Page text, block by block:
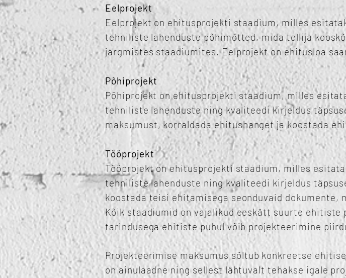
Eelprojekt
Eelprojekt on ehitusprojekti staadium, milles
tehniliste lahenduste põhimõtted, mida tellija
järgmistes staadiumites. Eelprojekt on ehitusloa
Põhiprojekt
Põhiprojekt on ehitusprojekti staadium, milles
tehniliste lahenduste ning kvaliteedi kirjeldus
maksumust, korraldada ehitushanget ja koostada
Tööprojekt
Tööprojekt on ehitusprojekti staadium, milles
tehniliste lahenduste ning kvaliteedi kirjeldus
koostada teisi ehitamisega seonduvaid dokumente,
Kõik staadiumid on vajalikud eeskätt suurte ehitiste
tarindusega ehitiste puhul võib projekteerimine
Projekteerimise maksumus sõltub konkreetse
on ainulaadne ning sellest lähtuvalt tehakse igale